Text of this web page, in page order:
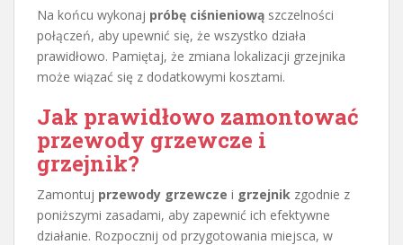
Na końcu wykonaj próbę ciśnieniową szczelności
połączeń, aby upewnić się, że wszystko działa
prawidłowo. Pamiętaj, że zmiana lokalizacji grzejnika
może wiązać się z dodatkowymi kosztami.
Jak prawidłowo zamontować
przewody grzewcze i
grzejnik?
Zamontuj przewody grzewcze i grzejnik zgodnie z
poniższymi zasadami, aby zapewnić ich efektywne
działanie. Rozpocznij od przygotowania miejsca, w